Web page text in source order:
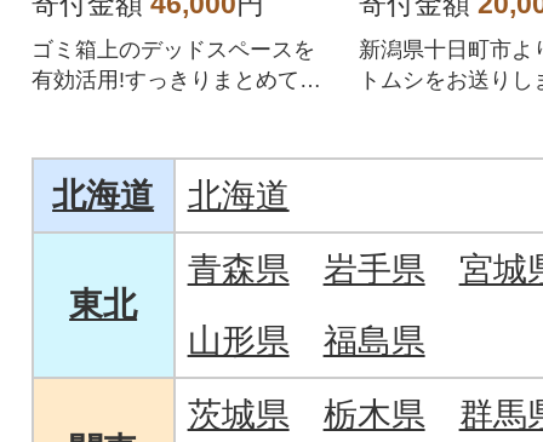
ゴミ箱上のデッドスペースを
有効活用!すっきりまとめて収
新潟県十日町市よ
トムシをお送りし
北海道 北海道
東北
青森県 岩手県
宮城
山形県
福島県
茨城県 栃木県
群馬